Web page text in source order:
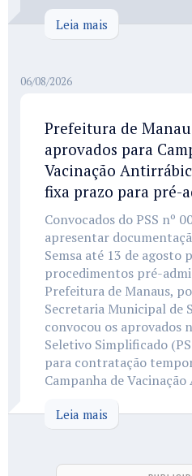
Leia mais
06/08/2026
Prefeitura de
aprovados para
Vacinação
fixa prazo para pré-
Convocados do PSS nº
apresentar
Semsa até 13 de agosto
procedimentos pré-
Prefeitura de Manaus,
Secretaria Municipal de
convocou os aprovados
Seletivo Simplificado
para contratação
Campanha de
Leia mais